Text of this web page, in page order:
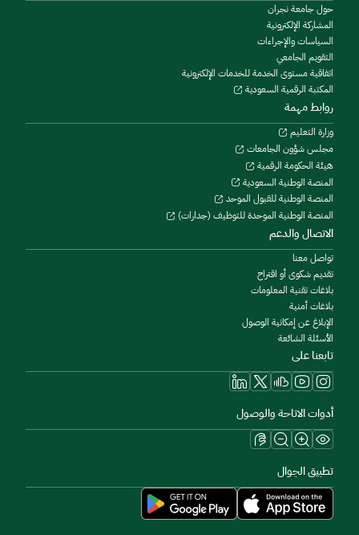
حول جامعة نجران
المشاركة الإلكترونية
السياسات والإجراءات
التقويم الجامعي
اتفاقية مستوى الخدمة للخدمات الإلكترونية
المكتبة الرقمية السعودية
روابط مهمة
وزارة التعليم
مجلس شؤون الجامعات
هيئة الحكومة الرقمية
المنصة الوطنية السعودية
المنصة الوطنية للقبول الموحد
المنصة الوطنية الموحدة للتوظيف (جدارات)
الاتصال والدعم
تواصل معنا
تقديم شكوى أو اقتراح
بلاغات تقنية المعلومات
بلاغات أمنية
الإبلاغ عن إمكانية الوصول
الأسئلة الشائعة
تابعنا على
أدوات الاتاحة والوصول
تطبيق الجوال